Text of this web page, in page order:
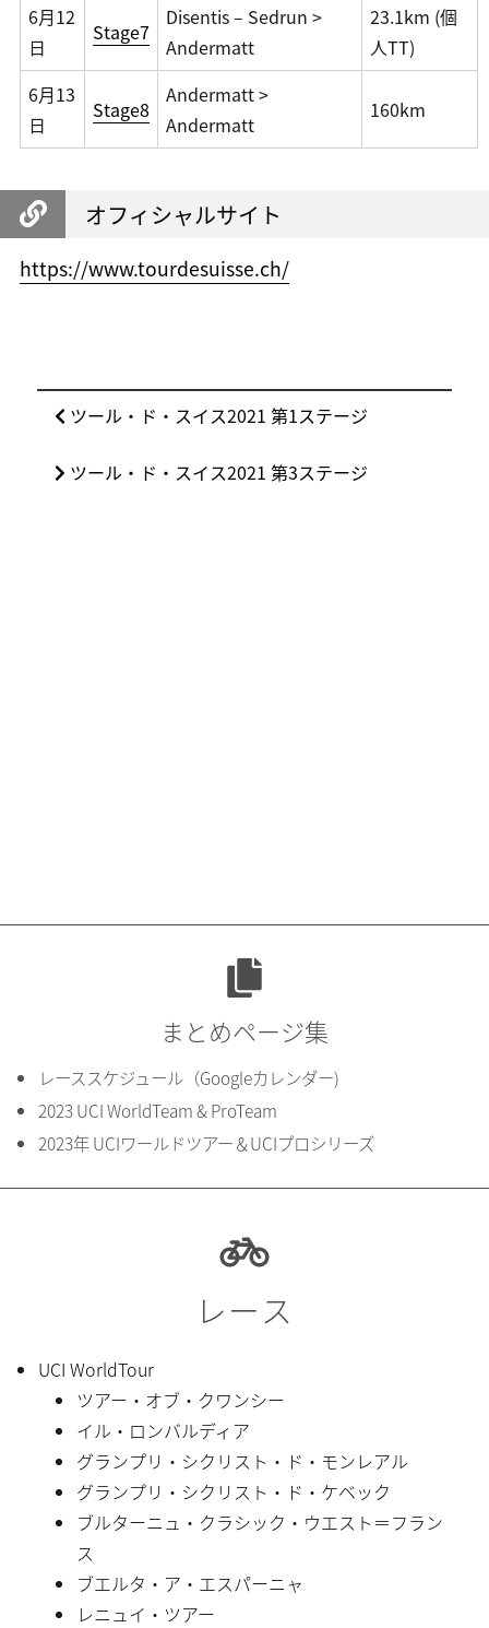
6月12
日
Stage7
Disentis – Sedrun >
Andermatt
23.1km (個
人TT)
6月13
日
Stage8
Andermatt >
Andermatt
160km
オフィシャルサイト
https://www.tourdesuisse.ch/
前
投
ツール・ド・スイス2021 第1ステージ
次
ツール・ド・スイス2021 第3ステージ
まとめページ集
レーススケジュール（Googleカレンダー)
2023 UCI WorldTeam & ProTeam
2023年 UCIワールドツアー＆UCIプロシリーズ
レース
UCI WorldTour
ツアー・オブ・クワンシー
イル・ロンバルディア
グランプリ・シクリスト・ド・モンレアル
グランプリ・シクリスト・ド・ケベック
ブルターニュ・クラシック・ウエスト＝フラン
ス
ブエルタ・ア・エスパーニャ
レニュイ・ツアー